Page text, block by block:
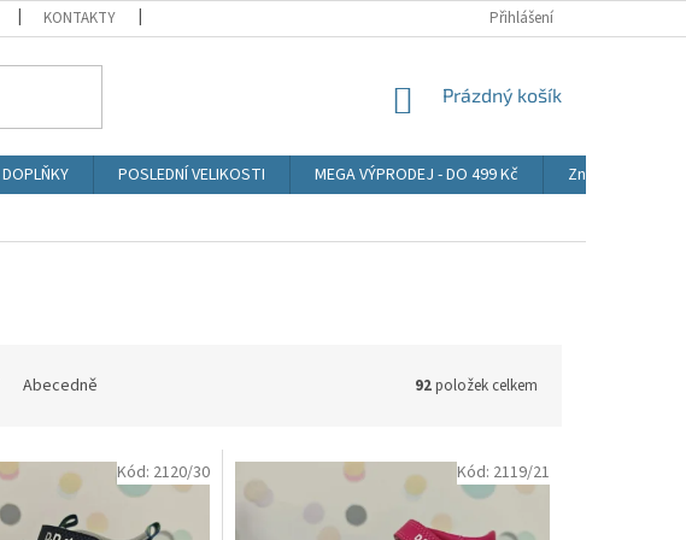
KONTAKTY OBCHODNÍ PODMÍNKY PODMÍNKY
Přihlášení
NÁKUPNÍ
Prázdný košík
DOPLŇKY POSLEDNÍ VELIKOSTI MEGA VÝPRODEJ - DO 499 Kč
Značky
Abecedně 92položek celkem
Kód: 2120/30 Kód: 2119/21